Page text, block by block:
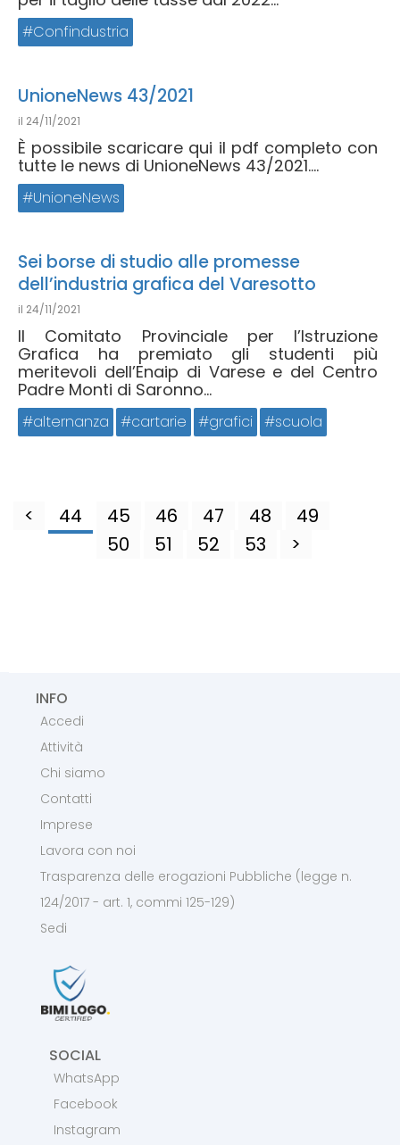
Confindustria
UnioneNews 43/2021
il 24/11/2021
È possibile scaricare qui il pdf completo con
tutte le news di UnioneNews 43/2021....
UnioneNews
Sei borse di studio alle promesse
dell’industria grafica del Varesotto
il 24/11/2021
Il Comitato Provinciale per l’Istruzione
Grafica ha premiato gli studenti più
meritevoli dell’Enaip di Varese e del Centro
Padre Monti di Saronno...
alternanza cartarie grafici scuola
< 44 45 46 47 48
49
50
51 52 53 >
INFO
Accedi
Attività
Chi siamo
Contatti
Imprese
Lavora con noi
Trasparenza delle erogazioni Pubbliche (legge n.
124/2017 - art. 1, commi 125-129)
Sedi
SOCIAL
WhatsApp
Facebook
Instagram